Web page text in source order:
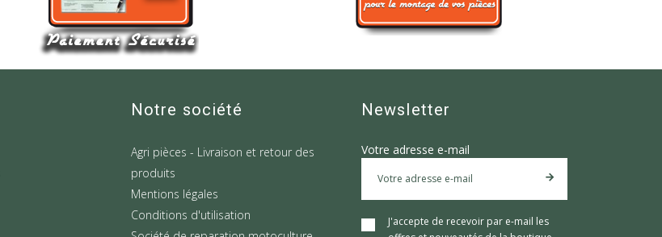
Notre société
Agri pièces - Livraison et retour des
produits
Mentions légales
Conditions d'utilisation
Newsletter
Votre adresse e-mail
J'accepte de recevoir par e-mail les